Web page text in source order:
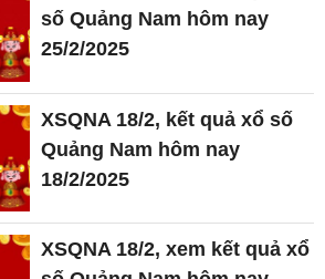
số Quảng Nam hôm nay
25/2/2025
XSQNA 18/2, kết quả xổ số
Quảng Nam hôm nay
18/2/2025
XSQNA 18/2, xem kết quả xổ